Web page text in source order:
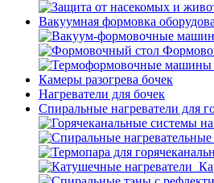
Вакуумная формовка
Камеры разогрева бочек
Нагреватели для бочек
Спиральные нагреватели для